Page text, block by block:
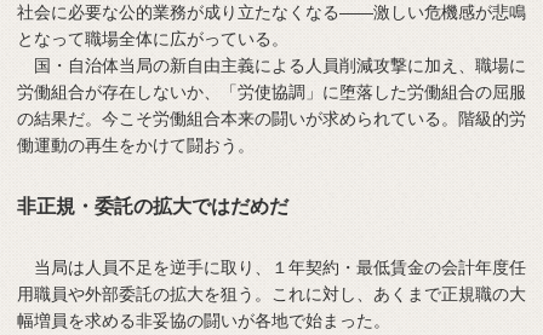
社会に必要な公的業務が成り立たなくなる——激しい危機感が悲鳴
となって職場全体に広がっている。
国・自治体当局の新自由主義による人員削減攻撃に加え、職場に
労働組合が存在しないか、「労使協調」に堕落した労働組合の屈服
の結果だ。今こそ労働組合本来の闘いが求められている。階級的労
働運動の再生をかけて闘おう。
非正規・委託の拡大ではだめだ
当局は人員不足を逆手に取り、１年契約・最低賃金の会計年度任
用職員や外部委託の拡大を狙う。これに対し、あくまで正規職の大
幅増員を求める非妥協の闘いが各地で始まった。